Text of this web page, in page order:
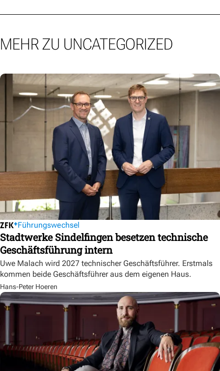
MEHR ZU UNCATEGORIZED
Führungswechsel
Stadtwerke Sindelfingen besetzen technische
Geschäftsführung intern
Uwe Malach wird 2027 technischer Geschäftsführer. Erstmals
kommen beide Geschäftsführer aus dem eigenen Haus.
Hans-Peter Hoeren